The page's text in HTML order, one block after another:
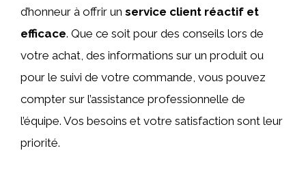
d’honneur à offrir un service client réactif et
efficace. Que ce soit pour des conseils lors de
votre achat, des informations sur un produit ou
pour le suivi de votre commande, vous pouvez
compter sur l’assistance professionnelle de
l’équipe. Vos besoins et votre satisfaction sont leur
priorité.